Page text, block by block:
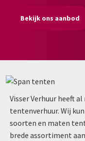
Bekijk ons aanbod
Visser Verhuur heeft
tentenverhuur. Wij
soorten en maten
brede assortiment